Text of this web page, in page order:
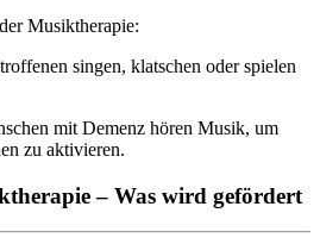
Musiktherapie:
singen, klatschen oder spielen
mit Demenz hören Musik, um
zu aktivieren.
– Was wird gefördert